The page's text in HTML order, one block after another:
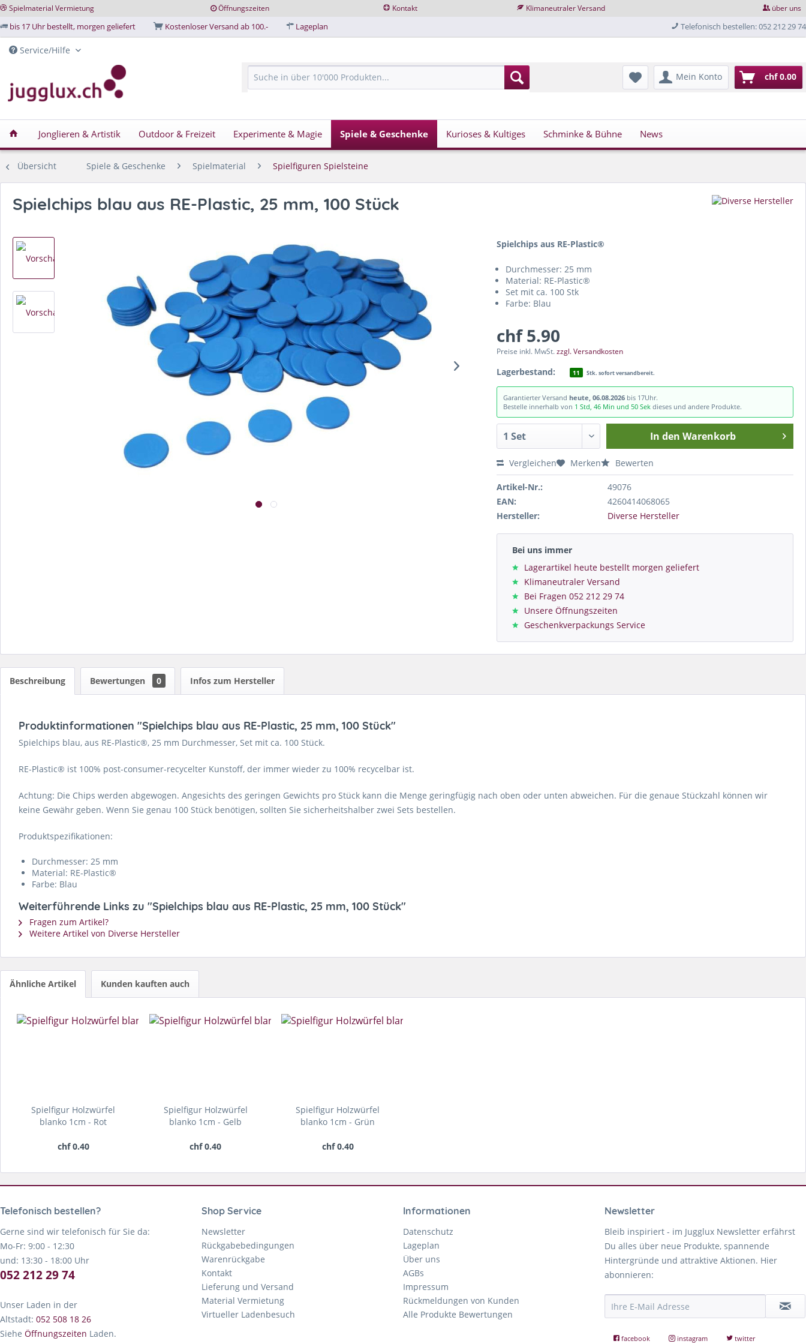
Spielmaterial Vermietung Öffnungszeiten Kontakt Klimaneutraler Versand über uns
bis 17 Uhr bestellt, morgen geliefert Kostenloser Versand ab 100.- Lageplan Telefonisch bestellen: 052 212 29 74
Service/Hilfe
Mein Konto chf 0.00
Jonglieren & Artistik Outdoor & Freizeit Experimente & Magie Spiele & Geschenke Kurioses & Kultiges Schminke & Bühne News
Übersicht Spiele & Geschenke Spielmaterial Spielfiguren Spielsteine
Spielchips blau aus RE-Plastic, 25 mm, 100 Stück
Spielchips aus RE-Plastic®
Durchmesser: 25 mm
Material: RE-Plastic®
Set mit ca. 100 Stk
Farbe: Blau
chf 5.90
Preise inkl. MwSt.zzgl. Versandkosten
Lagerbestand: 11 Stk. sofort versandbereit.
Garantierter Versand heute, 06.08.2026 bis 17Uhr.
Bestelle innerhalb von 1 Std, 46 Min und 49 Sek dieses und andere Produkte.
In den Warenkorb
Vergleichen Merken Bewerten
Artikel-Nr.:
49076
EAN:
4260414068065
Hersteller:
Diverse Hersteller
Bei uns immer
Lagerartikel heute bestellt morgen geliefert
Klimaneutraler Versand
Bei Fragen 052 212 29 74
Unsere Öffnungszeiten
Geschenkverpackungs Service
Beschreibung Bewertungen 0 Infos zum Hersteller
Produktinformationen "Spielchips blau aus RE-Plastic, 25 mm, 100 Stück"
Spielchips blau, aus RE-Plastic®, 25 mm Durchmesser, Set mit ca. 100 Stück.
RE-Plastic® ist 100% post-consumer-recycelter Kunstoff, der immer wieder zu 100% recycelbar ist.
Achtung: Die Chips werden abgewogen. Angesichts des geringen Gewichts pro Stück kann die Menge geringfügig nach oben oder unten abweichen. Für die genaue Stückzahl können wir
keine Gewähr geben. Wenn Sie genau 100 Stück benötigen, sollten Sie sicherheitshalber zwei Sets bestellen.
Produktspezifikationen:
Durchmesser: 25 mm
Material: RE-Plastic®
Farbe: Blau
Weiterführende Links zu "Spielchips blau aus RE-Plastic, 25 mm, 100 Stück"
Fragen zum Artikel?
Weitere Artikel von Diverse Hersteller
Ähnliche Artikel Kunden kauften auch
Spielfigur Holzwürfel
blanko 1cm - Rot
chf 0.40
Spielfigur Holzwürfel
blanko 1cm - Gelb
chf 0.40
Spielfigur Holzwürfel
blanko 1cm - Grün
chf 0.40
Telefonisch bestellen?
Gerne sind wir telefonisch für Sie da:
Mo-Fr: 9:00 - 12:30
und: 13:30 - 18:00 Uhr
052 212 29 74
Unser Laden in der
Altstadt: 052 508 18 26
Siehe Öffnungszeiten Laden.
Shop Service
Newsletter
Rückgabebedingungen
Warenrückgabe
Kontakt
Lieferung und Versand
Material Vermietung
Virtueller Ladenbesuch
Informationen
Datenschutz
Lageplan
Über uns
AGBs
Impressum
Rückmeldungen von Kunden
Alle Produkte Bewertungen
Newsletter
Bleib inspiriert - im Jugglux Newsletter erfährst
Du alles über neue Produkte, spannende
Hintergründe und attraktive Aktionen. Hier
abonnieren:
facebook instagram twitter